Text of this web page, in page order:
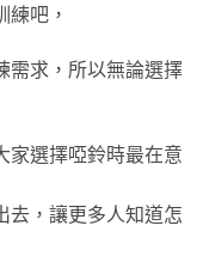
練吧，
需求，所以無論選擇
家選擇啞鈴時最在意
去，讓更多人知道怎